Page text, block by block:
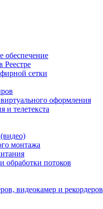
обеспечение
Реестре
сетки
оформления
и телетекста
монтажа
обработки потоков
видеокамер и рекордеров